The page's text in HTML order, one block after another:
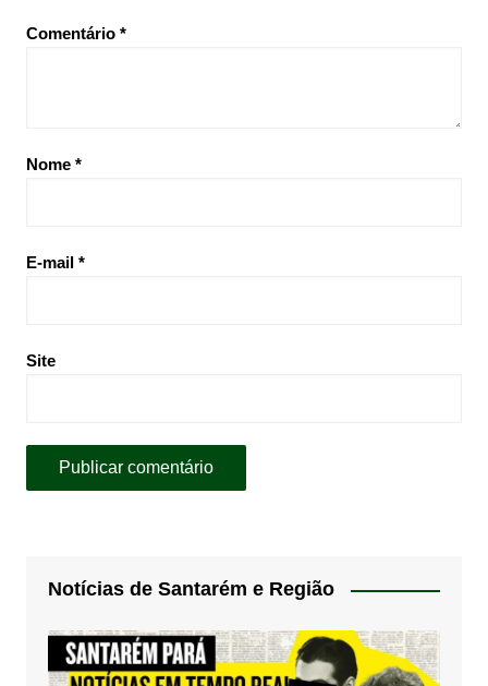
Comentário *
Nome *
E-mail *
Site
Notícias de Santarém e Região